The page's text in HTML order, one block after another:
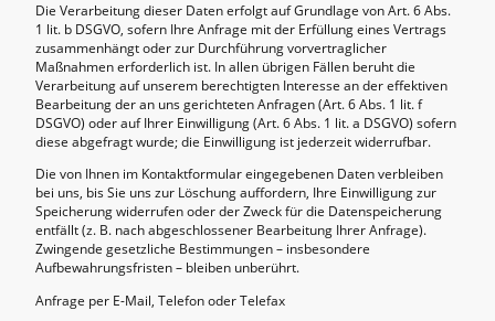
Die Verarbeitung dieser Daten erfolgt auf Grundlage von Art. 6 Abs.
1 lit. b DSGVO, sofern Ihre Anfrage mit der Erfüllung eines Vertrags
zusammenhängt oder zur Durchführung vorvertraglicher
Maßnahmen erforderlich ist. In allen übrigen Fällen beruht die
Verarbeitung auf unserem berechtigten Interesse an der effektiven
Bearbeitung der an uns gerichteten Anfragen (Art. 6 Abs. 1 lit. f
DSGVO) oder auf Ihrer Einwilligung (Art. 6 Abs. 1 lit. a DSGVO) sofern
diese abgefragt wurde; die Einwilligung ist jederzeit widerrufbar.
Die von Ihnen im Kontaktformular eingegebenen Daten verbleiben
bei uns, bis Sie uns zur Löschung auffordern, Ihre Einwilligung zur
Speicherung widerrufen oder der Zweck für die Datenspeicherung
entfällt (z. B. nach abgeschlossener Bearbeitung Ihrer Anfrage).
Zwingende gesetzliche Bestimmungen – insbesondere
Aufbewahrungsfristen – bleiben unberührt.
Anfrage per E-Mail, Telefon oder Telefax